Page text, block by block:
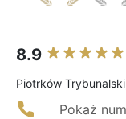
8.9
Piotrków
Pokaż